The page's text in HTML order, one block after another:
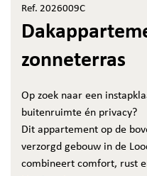
Ref. 2026009C
zonneterras
Op zoek naar een
buitenruimte én privacy?
Dit appartement op de
verzorgd gebouw in de
combineert comfort, rust